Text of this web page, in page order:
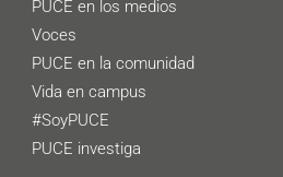
PUCE en los medios
Voces
PUCE en la comunidad
Vida en campus
#SoyPUCE
PUCE investiga